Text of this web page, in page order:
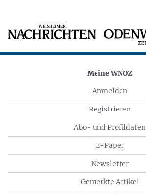
Meine WNOZ
Anmelden
Registrieren
Abo- und Profildaten
E-Paper
Newsletter
Gemerkte Artikel